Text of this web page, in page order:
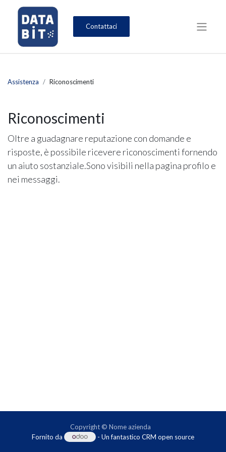
Contattaci
Assistenza Riconoscimenti
Riconoscimenti
Oltre a guadagnare reputazione con domande e
risposte, è possibile ricevere riconoscimenti fornendo
un aiuto sostanziale.Sono visibili nella pagina profilo e
nei messaggi.
Copyright © Nome azienda
Fornito da
- Un fantastico CRM open source